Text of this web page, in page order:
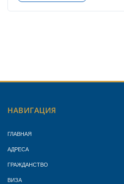
НАВИГАЦИЯ
ГЛАВНАЯ
АДРЕСА
ГРАЖДАНСТВО
ВИЗА